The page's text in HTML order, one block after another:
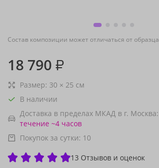
Состав композиции может отличаться от образца
18 790 ₽
Размер: 30 × 25 см
В наличии
Доставка в пределах МКАД в г. Москва:
течение ~4 часов
Покупок за сутки: 10
13 Отзывов и оценок